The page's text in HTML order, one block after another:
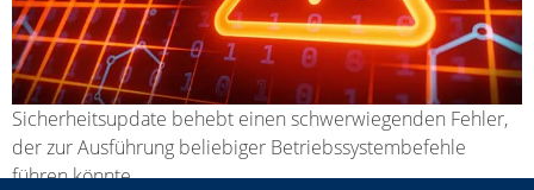
Sicherheitsupdate behebt einen schwerwiegenden Fehler,
der zur Ausführung beliebiger Betriebssystembefehle
führen könnte.